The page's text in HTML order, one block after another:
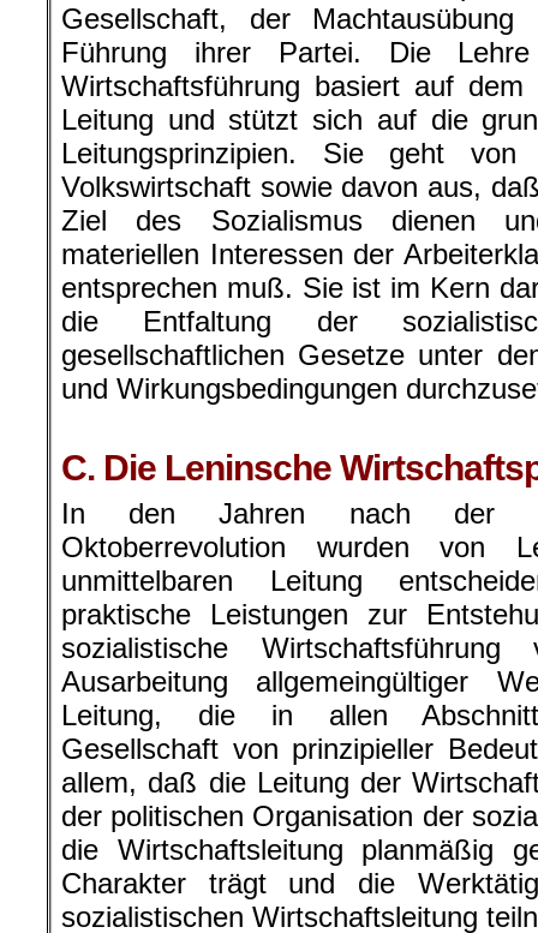
Gesellschaft, der
Führung ihrer Partei. Die
Wirtschaftsführung basiert auf
Leitung und stützt sich auf die
Leitungsprinzipien. Sie geht
Volkswirtschaft sowie davon aus,
Ziel des Sozialismus dienen
materiellen Interessen der
entsprechen muß. Sie ist im Kern
die Entfaltung der
gesellschaftlichen Gesetze unter
und Wirkungsbedingungen
C. Die Leninsche
In den Jahren nach der
Oktoberrevolution wurden von
unmittelbaren Leitung
praktische Leistungen zur
sozialistische
Ausarbeitung allgemeingültiger
Leitung, die in allen
Gesellschaft von prinzipieller
allem, daß die Leitung der
der politischen Organisation der
die Wirtschaftsleitung planmäßig
Charakter trägt und die
sozialistischen Wirtschaftsleitung